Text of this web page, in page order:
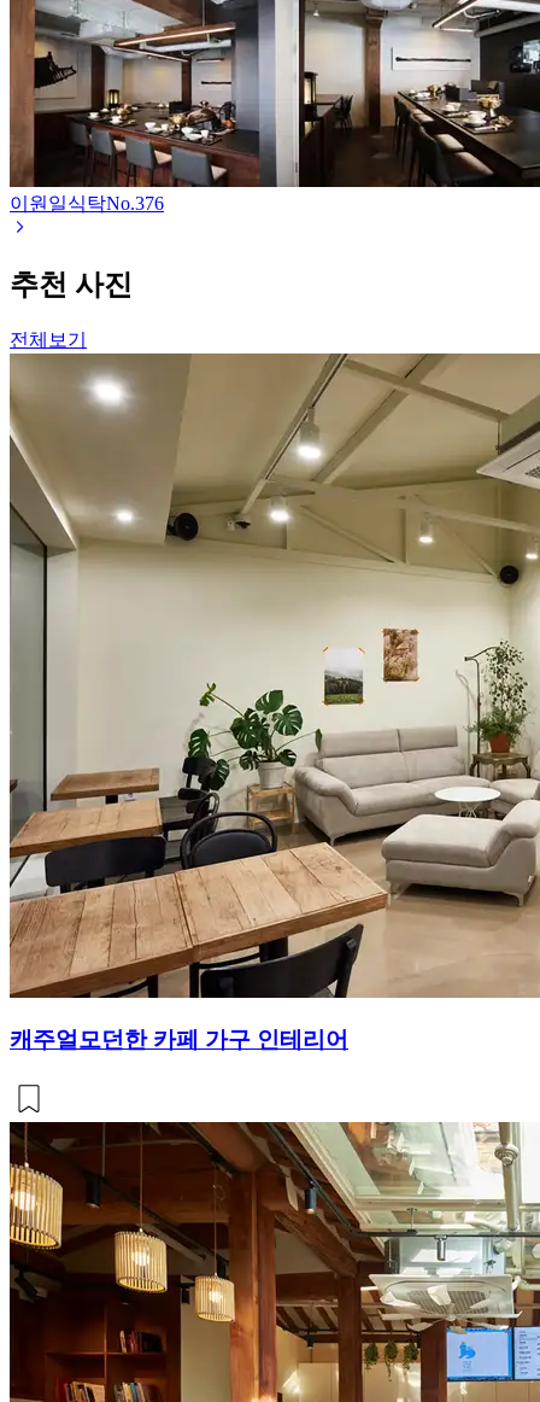
이원일식탁No.376
추천 사진
전체보기
캐주얼모던한 카페 가구 인테리어